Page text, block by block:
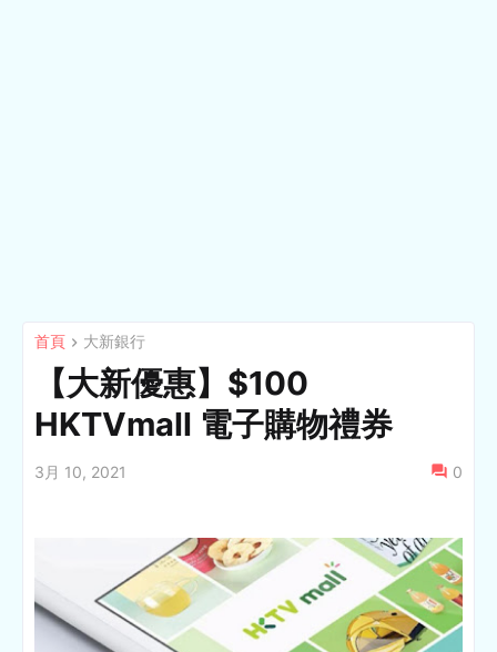
首頁 大新銀行
【大新優惠】$100
HKTVmall 電子購物禮券
3月 10, 2021 0